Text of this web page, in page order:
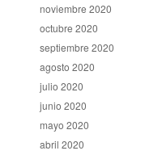
noviembre 2020
octubre 2020
septiembre 2020
agosto 2020
julio 2020
junio 2020
mayo 2020
abril 2020